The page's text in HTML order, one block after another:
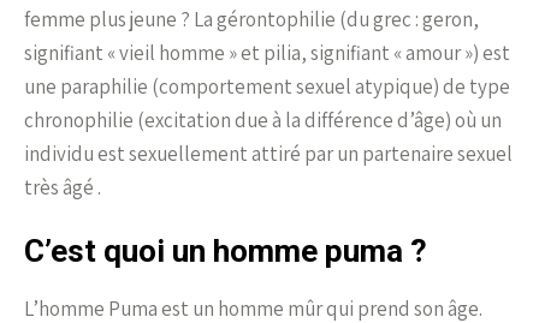
femme plus jeune ? La gérontophilie (du grec : geron,
signifiant « vieil homme » et pilia, signifiant « amour ») est
une paraphilie (comportement sexuel atypique) de type
chronophilie (excitation due à la différence d’âge) où un
individu est sexuellement attiré par un partenaire sexuel
très âgé .
C’est quoi un homme puma ?
L’homme Puma est un homme mûr qui prend son âge.